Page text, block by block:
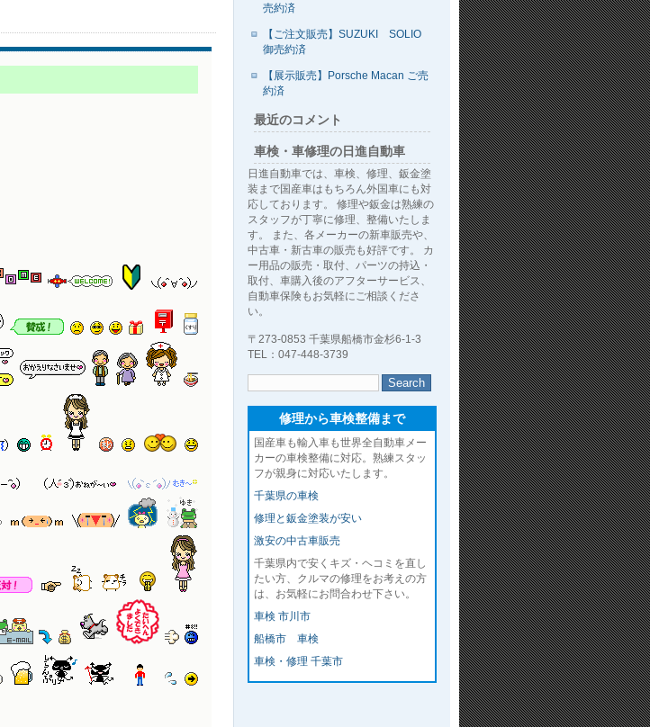
売約済
【ご注文販売】SUZUKI SOLIO
御売約済
【展示販売】Porsche Macan ご売
約済
最近のコメント
車検・車修理の日進自動車
日進自動車では、車検、修理、鈑金塗
装まで国産車はもちろん外国車にも対
応しております。 修理や鈑金は熟練の
スタッフが丁寧に修理、整備いたしま
す。 また、各メーカーの新車販売や、
中古車・新古車の販売も好評です。 カ
ー用品の販売・取付、パーツの持込・
取付、車購入後のアフターサービス、
自動車保険もお気軽にご相談くださ
い。
〒273-0853 千葉県船橋市金杉6-1-3
TEL：047-448-3739
修理から車検整備まで
国産車も輸入車も世界全自動車メー
カーの車検整備に対応。熟練スタッ
フが親身に対応いたします。
千葉県の車検
修理と鈑金塗装が安い
激安の中古車販売
千葉県内で安くキズ・ヘコミを直し
たい方、クルマの修理をお考えの方
は、お気軽にお問合わせ下さい。
車検 市川市
船橋市 車検
車検・修理 千葉市